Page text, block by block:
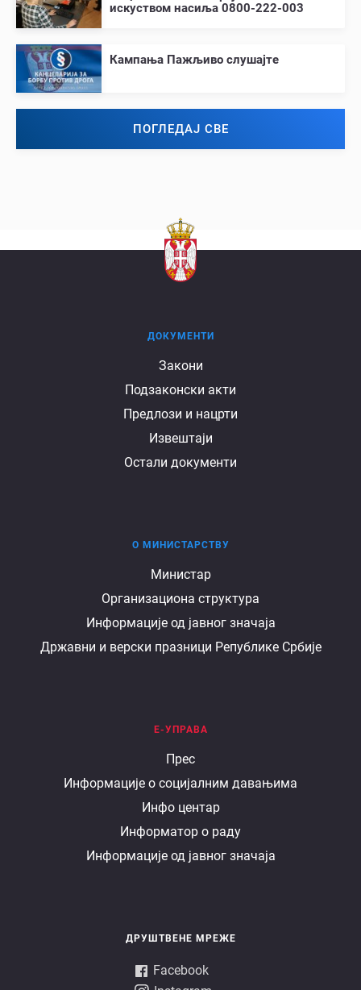
искуством насиља 0800-222-003
Кампања Пажљиво слушајте
ПОГЛЕДАЈ СВЕ
ДОКУМЕНТИ
Закони
Подзаконски акти
Предлози и нацрти
Извештаји
Остали документи
министарству
О МИНИСТАРСТВУ
Министар
Организациона структура
Информације од јавног значаја
Државни и верски празници Републике Србије
Е-УПРАВА
Прес
Информације о социјалним давањима
Инфо центар
Информатор о раду
Информације од јавног значаја
ДРУШТВЕНЕ МРЕЖЕ
Facebook